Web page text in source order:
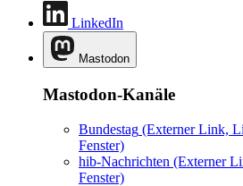
LinkedIn
Mastodon
Mastodon-Kanäle
Bundestag (Externer Link,
Fenster)
hib-Nachrichten (Externer
Fenster)